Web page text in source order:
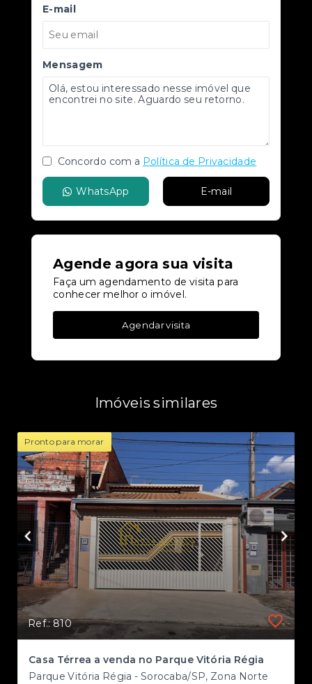
E-mail
Mensagem
Concordo com a Política de Privacidade
WhatsApp E-mail
Agende agora sua visita
Faça um agendamento de visita para
conhecer melhor o imóvel.
Agendar visita
Imóveis similares
Pronto para morar
Ref.: 810
Casa Térrea a venda no Parque Vitória Régia
Parque Vitória Régia - Sorocaba/SP, Zona Norte